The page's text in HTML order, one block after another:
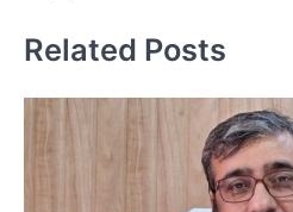
Related Posts